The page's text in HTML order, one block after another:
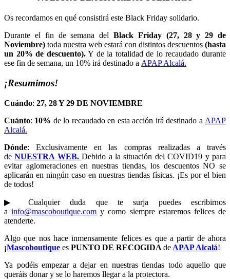
Os recordamos en qué consistirá este Black Friday solidario.
Durante el fin de semana del Black Friday (27, 28 y 29 de
Noviembre) toda nuestra web estará con distintos descuentos (hasta
un 20% de descuento).Y de la totalidad de lo recaudado durante
ese fin de semana, un 10% irá destinado a APAP Alcalá.
¡Resumimos!
Cuándo: 27, 28 Y 29 DE NOVIEMBRE
Cuánto: 10% de lo recaudado en esta acción irá destinado a APAP
Alcalá.
Dónde: Exclusivamente en las compras realizadas a través
deNUESTRA WEB. Debido a la situación del COVID19 y para
evitar aglomeraciones en nuestras tiendas, los descuentos NO se
aplicarán en ningún caso en nuestras tiendas físicas. ¡Es por el bien
de todos!
▶︎
Cualquier duda que te surja puedes escribirnos
ainfo@mascoboutique.com y como siempre estaremos felices de
atenderte.
Algo que nos hace inmensamente felices es que a partir de ahora
¡Mascoboutique es PUNTO DE RECOGIDA de APAP Alcalá!
Ya podéis empezar a dejar en nuestras tiendas todo aquello que
queráis donar y se lo haremos llegar a la protectora.